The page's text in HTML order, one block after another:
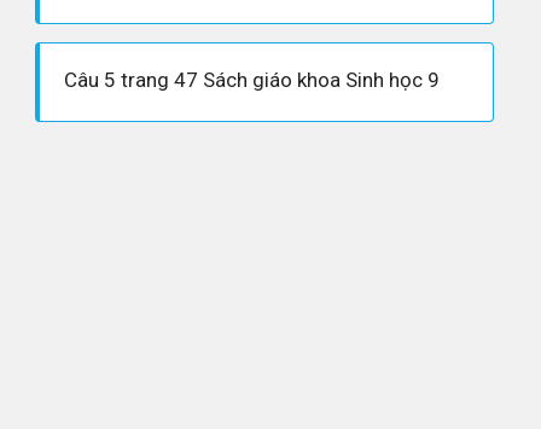
Câu 5 trang 47 Sách giáo khoa Sinh học 9